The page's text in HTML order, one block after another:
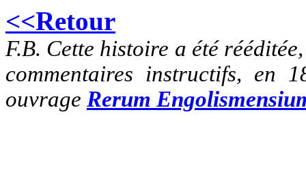
<<Retour
F.B. Cette histoire a été
commentaires instructifs, en
ouvrage Rerum